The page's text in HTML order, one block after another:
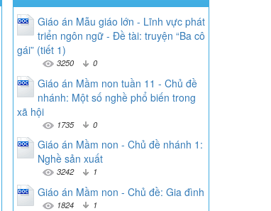
Giáo án Mẫu giáo lớn - Lĩnh vực phát
triển ngôn ngữ - Đề tài: truyện “Ba cô
gái” (tiết 1)
3250 0
Giáo án Mầm non tuần 11 - Chủ đề
nhánh: Một số nghề phổ biến trong
xã hội
1735 0
Giáo án Mầm non - Chủ đề nhánh 1:
Nghề sản xuất
3242 1
Giáo án Mầm non - Chủ đề: Gia đình
1824 1